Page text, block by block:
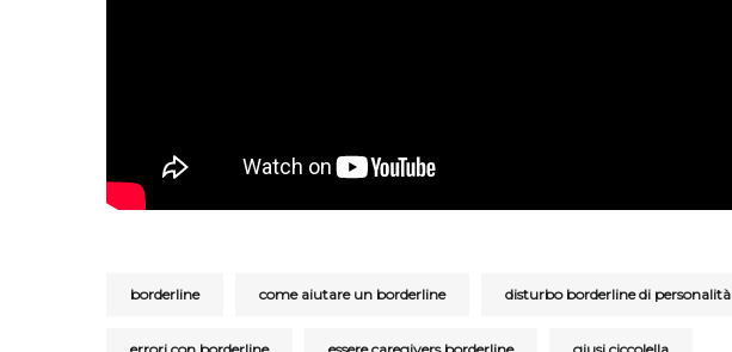
borderline come aiutare un borderline disturbo borderline di personalità